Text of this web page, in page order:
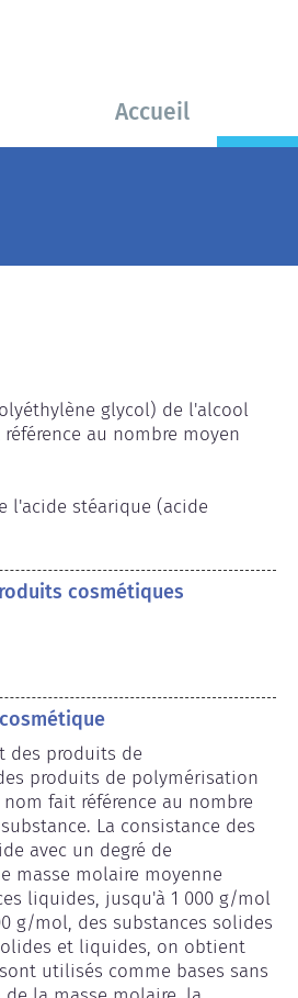
Accueil
glycol) de l'alcool
au nombre moyen
l'acide stéarique (acide
cosmétiques
des produits de
produits de polymérisation
fait référence au nombre
La consistance des
avec un degré de
masse molaire moyenne
liquides, jusqu'à 1 000 g/mol
g/mol, des substances solides
et liquides, on obtient
utilisés comme bases sans